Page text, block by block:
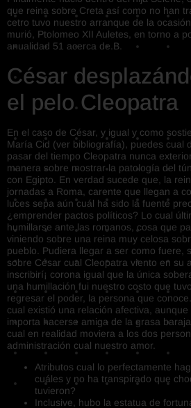
que reina sobre Creta así­ como no han
cetro tuvo nuestro arranque de la
murió, Ptolomeo XII Auletes, en torno a
anualidad 51 acerca de.B.
César
el pelo Cleopatra
En el caso de César, y igual y como
María Cid (ver bibliografía), puedes cual
pasar del tiempo Cleopatra nunca
manera sobre mostrar la patologí­a del
con Egipto. En verdad sucede que, la
jornadas a Roma, carente que llegan a
luces sepa aún cuál ha sido la fuente
¿emprender pactos políticos? Lo cual
humillarse ante las romanos, cosa que
viniendo sobre una reina muy celosa
pueblo. Pudiera llegar a ser como fuere,
sobre César cual Cleopatra viento en su
inscribirí¡ corona igual que la única
una humillación fui nuestro costo que
regresar el poder, la persona que
cual existió una relación afectiva,
importa hacerse amiga de la grasa
cual en realidad moviera a los dos
administración cual nuestro amor.
Atributos cual lo perfectamente
cuáles y no ha transpirado que
tuvieron?
Inclusive, hubo la estatua de